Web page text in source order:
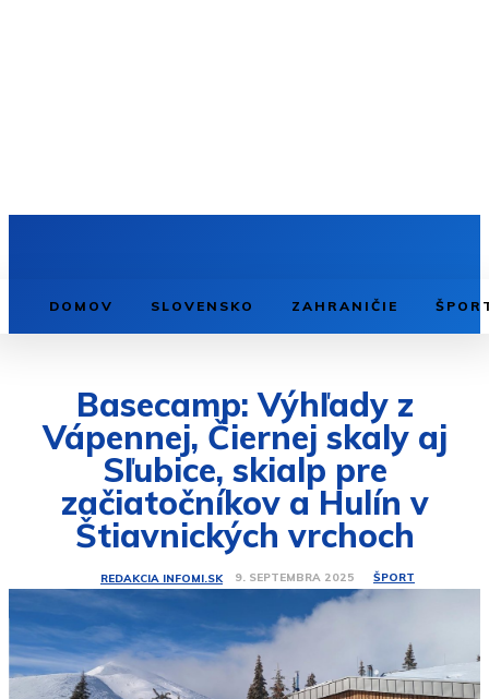
DOMOV SLOVENSKO ZAHRANIČIE
Basecamp: Výhľady z
Vápennej, Čiernej skaly aj
Sľubice, skialp pre
začiatočníkov a Hulín v
Štiavnických vrchoch
REDAKCIA INFOMI.SK 9. SEPTEMBRA 2025 ŠPORT